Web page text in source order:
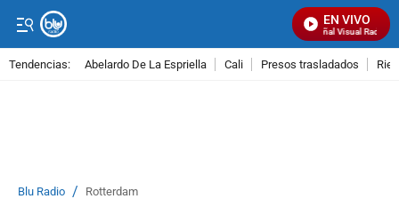
EN VIVO
Señal Visual Radio
Tendencias: Abelardo De La Espriella Cali Presos trasladados
Blu Radio / Rotterdam